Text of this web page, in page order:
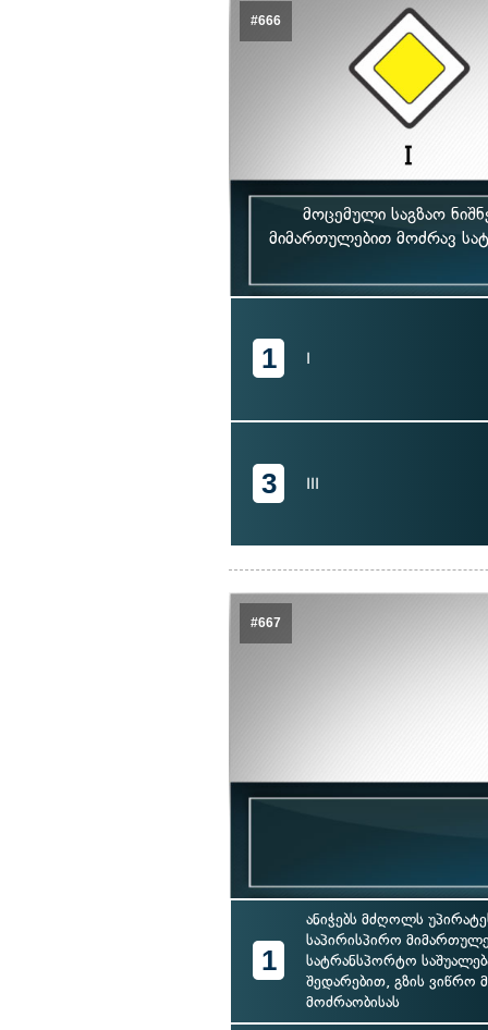
#666
მოცემული საგზაო
მიმართულებით მოძრავ
1 I
3 III
#667
1
ანიჭებს მძღოლს
საპირისპირო
სატრანსპორტო
შედარებით, გზის ვიწრო
მოძრაობისას